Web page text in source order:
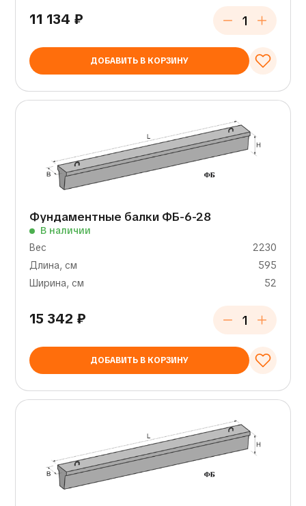
11 134 ₽
ДОБАВИТЬ В КОРЗИНУ
Фундаментные балки ФБ-6-28
В наличии
Вес
2230
Длина, см
595
Ширина, см
52
15 342 ₽
ДОБАВИТЬ В КОРЗИНУ